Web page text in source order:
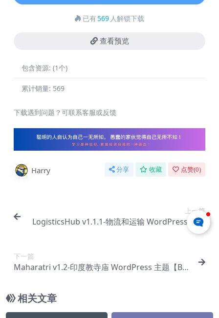
已有569 人解锁下载
查看预览
包含资源: (1个)
累计销量: 569
下载遇到问题？可联系客服或反馈
Harry 分享 收藏 点赞(0)
上一篇
LogisticsHub v1.1.1-物流和运输 WordPress 主题
【Bb-0096】
下一篇
Maharatri v1.2-印度教寺庙 WordPress 主题【Bb-
相关文章